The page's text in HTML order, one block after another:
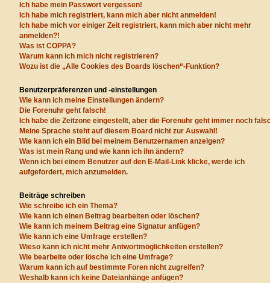
Ich habe mein Passwort vergessen!
Ich habe mich registriert, kann mich aber nicht anmelden!
Ich habe mich vor einiger Zeit registriert, kann mich aber nicht mehr
anmelden?!
Was ist COPPA?
Warum kann ich mich nicht registrieren?
Wozu ist die „Alle Cookies des Boards löschen“-Funktion?
Benutzerpräferenzen und -einstellungen
Wie kann ich meine Einstellungen ändern?
Die Forenuhr geht falsch!
Ich habe die Zeitzone eingestellt, aber die Forenuhr geht immer noch
Meine Sprache steht auf diesem Board nicht zur Auswahl!
Wie kann ich ein Bild bei meinem Benutzernamen anzeigen?
Was ist mein Rang und wie kann ich ihn ändern?
Wenn ich bei einem Benutzer auf den E-Mail-Link klicke, werde ich
aufgefordert, mich anzumelden.
Beiträge schreiben
Wie schreibe ich ein Thema?
Wie kann ich einen Beitrag bearbeiten oder löschen?
Wie kann ich meinem Beitrag eine Signatur anfügen?
Wie kann ich eine Umfrage erstellen?
Wieso kann ich nicht mehr Antwortmöglichkeiten erstellen?
Wie bearbeite oder lösche ich eine Umfrage?
Warum kann ich auf bestimmte Foren nicht zugreifen?
Weshalb kann ich keine Dateianhänge anfügen?